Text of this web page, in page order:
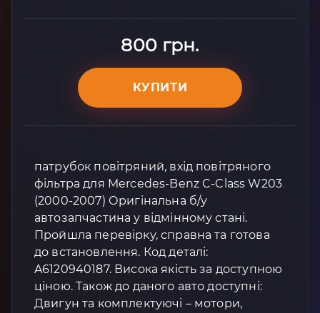
800 грн.
КУПИТИ
патрубок повітряний, вхід повітряного
фільтра для Mercedes-Benz C-Class W203
(2000-2007) Оригінальна б/у
автозапчастина у відмінному стані.
Пройшла перевірку, справна та готова
до встановлення. Код деталі:
A6120940187. Висока якість за доступною
ціною. Також до даного авто доступні:
Двигун та комплектуючі – мотори,